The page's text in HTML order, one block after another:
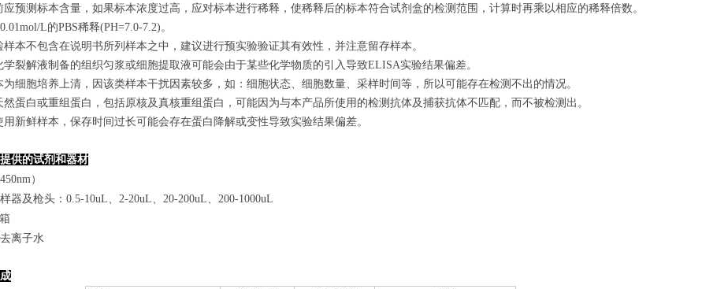
预测标本含量，如果标本浓度过高，应对标本进行稀释，使稀释后的标本符合试剂盒的检测范围，计算时再乘以相应的稀释倍数。
L的PBS稀释(PH=7.0-7.2)。
本不包含在说明书所列样本之中，建议进行预实验验证其有效性，并注意留存样本。
裂解液制备的组织匀浆或细胞提取液可能会由于某些化学物质的引入导致ELISA实验结果偏差。
细胞培养上清，因该类样本干扰因素较多，如：细胞状态、细胞数量、采样时间等，所以可能存在检测不出的情况。
蛋白或重组蛋白，包括原核及真核重组蛋白，可能因为与本产品所使用的检测抗体及捕获抗体不匹配，而不被检测出。
新鲜样本，保存时间过长可能会存在蛋白降解或变性导致实验结果偏差。
供的试剂和器材
）
器及枪头：0.5-10uL、2-20uL、20-200uL、200-1000uL
离子水